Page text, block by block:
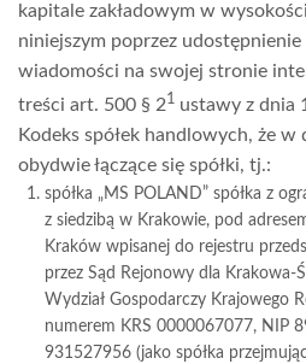
kapitale zakładowym w
niniejszym poprzez
wiadomości na swojej stronie
treści art. 500 § 21 ustawy z dnia
Kodeks spółek handlowych, że
obydwie łączące się spółki, tj.:
spółka „MS POLAND” spółka z
z siedzibą w Krakowie, pod
Kraków wpisanej do rejestru
przez Sąd Rejonowy dla Krakowa-
Wydział Gospodarczy Krajowego
numerem KRS 0000067077, NIP
931527956 (jako spółka